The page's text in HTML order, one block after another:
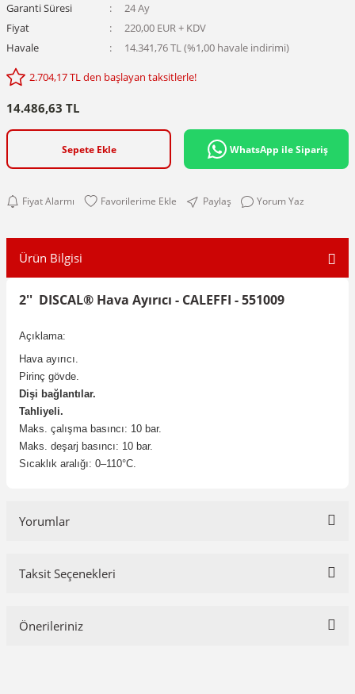
Garanti Süresi
24 Ay
Fiyat
220,00 EUR + KDV
Havale
14.341,76 TL (%1,00 havale indirimi)
2.704,17 TL den başlayan taksitlerle!
14.486,63 TL
Sepete Ekle WhatsApp ile Sipariş
Fiyat Alarmı Paylaş Yorum Yaz
Ürün Bilgisi
2'' DISCAL® Hava Ayırıcı - CALEFFI - 551009
Açıklama:
Hava ayırıcı.
Pirinç gövde.
Dişi bağlantılar.
Tahliyeli.
Maks. çalışma basıncı: 10 bar.
Maks. deşarj basıncı: 10 bar.
Sıcaklık aralığı: 0–110°C.
Yorumlar
Taksit Seçenekleri
Önerileriniz